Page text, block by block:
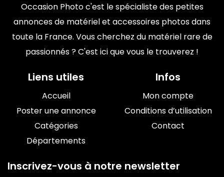
Occasion Photo c'est le spécialiste des petites
annonces de matériel et accessoires photos dans
toute la France. Vous cherchez du matériel rare de
passionnés ? C'est ici que vous le trouverez !
Liens utiles
Accueil
Poster une annonce
Catégories
Départements
Infos
Mon compte
Conditions d’utilisation
Contact
Inscrivez-vous à notre newsletter